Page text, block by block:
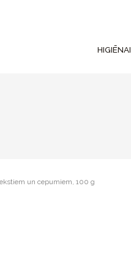
HIGIĒNAI
un cepumiem, 100 g